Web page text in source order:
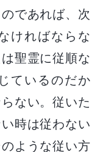
であれば、次
ければならな
聖霊に従順な
ているのだか
ない。従いた
時は従わない
ような従い方